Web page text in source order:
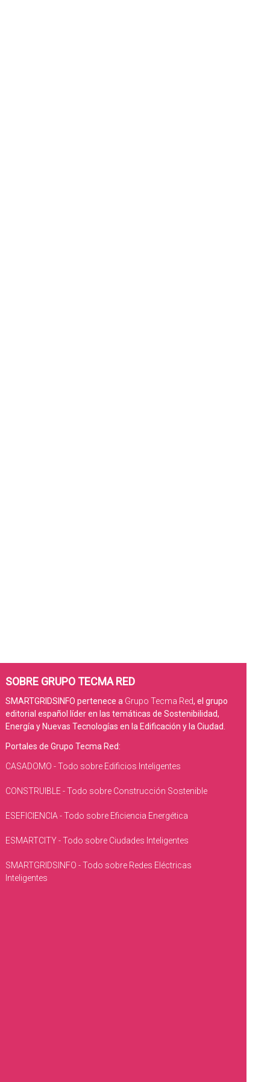
SOBRE GRUPO TECMA RED
SMARTGRIDSINFO pertenece a Grupo Tecma Red, el grupo
editorial español líder en las temáticas de Sostenibilidad,
Energía y Nuevas Tecnologías en la Edificación y la Ciudad.
Portales de Grupo Tecma Red:
CASADOMO - Todo sobre Edificios Inteligentes
CONSTRUIBLE - Todo sobre Construcción Sostenible
ESEFICIENCIA - Todo sobre Eficiencia Energética
ESMARTCITY - Todo sobre Ciudades Inteligentes
SMARTGRIDSINFO - Todo sobre Redes Eléctricas
Inteligentes